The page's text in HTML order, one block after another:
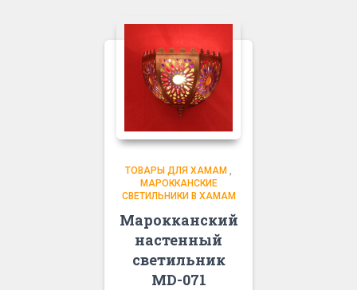
ТОВАРЫ ДЛЯ ХАМАМ
МАРОККАНСКИЕ
СВЕТИЛЬНИКИ В ХАМАМ
Марокканский
настенный
светильник
MD-071